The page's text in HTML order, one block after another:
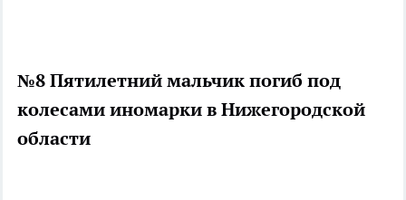
№8 Пятилетний мальчик погиб под
колесами иномарки в Нижегородской
области